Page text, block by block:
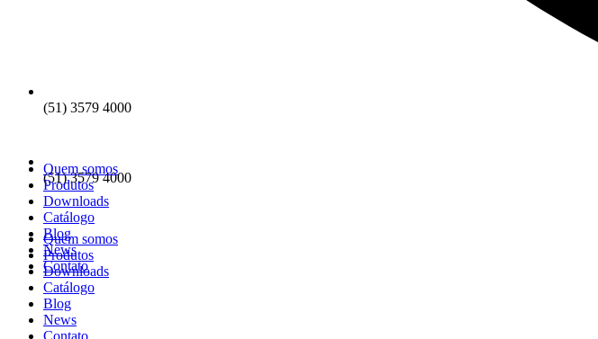
(51) 3579 4000
Quem somos
Produtos
Downloads
Catálogo
Blog
News
Contato
(51) 3579 4000
Quem somos
Produtos
Downloads
Catálogo
Blog
News
Contato